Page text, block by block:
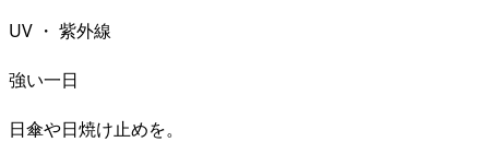
UV ・ 紫外線
強い一日
日傘や日焼け止めを。